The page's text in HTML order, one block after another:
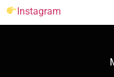
Instagram